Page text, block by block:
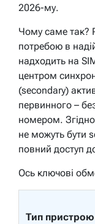
2026-му.
Чому саме так?
потребою в
надходить на
центром
(secondary)
первинного –
номером.
не можуть бути
повний доступ до
Ось ключові
Тип пристрою